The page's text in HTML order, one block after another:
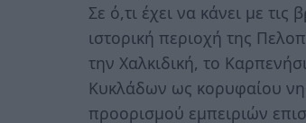
Σε ό,τι έχει να κάνει με
ιστορική περιοχή της
την Χαλκιδική, το
Κυκλάδων ως κορυφαίου
προορισμού εμπειριών